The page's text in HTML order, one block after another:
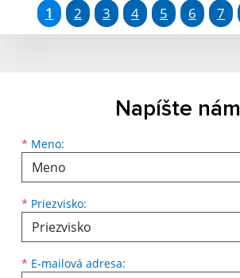
1 2 3 4 5 6 7
Napíšte nám
* Meno:
Meno
* Priezvisko:
Priezvisko
* E-mailová adresa:
E-mailová adresa